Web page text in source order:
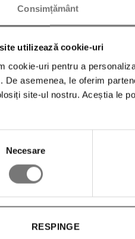
Consimțământ
utilizează cookie-uri
cookie-uri pentru a
De asemenea, le oferim
site-ul nostru. Aceștia le
Necesare
RESPINGE